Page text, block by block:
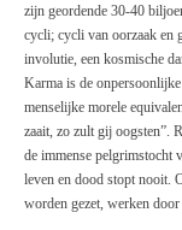
zijn geordende 30-40
cycli; cycli van oorzaak en
involutie, een kosmische
Karma is de
menselijke morele
zaait, zo zult gij oogsten”.
de immense pelgrimstocht
leven en dood stopt nooit.
worden gezet, werken